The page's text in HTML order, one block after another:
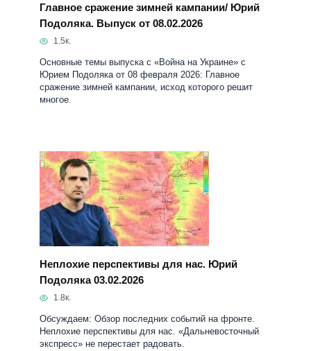
Главное сражение зимней кампании/ Юрий
Подоляка. Выпуск от 08.02.2026
1.5к.
Основные темы выпуска с «Война на Украине» с
Юрием Подоляка от 08 февраля 2026: Главное
сражение зимней кампании, исход которого решит
многое.
Неплохие перспективы для нас. Юрий
Подоляка 03.02.2026
1.8к.
Обсуждаем: Обзор последних событий на фронте.
Неплохие перспективы для нас. «Дальневосточный
экспресс» не перестает радовать.